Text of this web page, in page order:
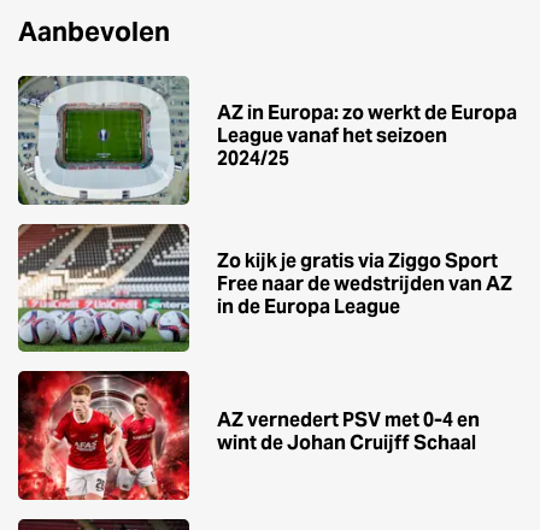
Aanbevolen
AZ in Europa: zo werkt de Europa
League vanaf het seizoen
2024/25
Zo kijk je gratis via Ziggo Sport
Free naar de wedstrijden van AZ
in de Europa League
AZ vernedert PSV met 0-4 en
wint de Johan Cruijff Schaal